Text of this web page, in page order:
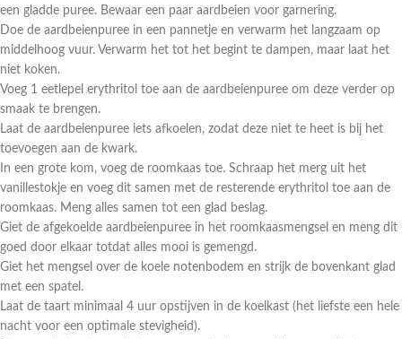
een gladde puree. Bewaar een paar aardbeien voor garnering.
Doe de aardbeienpuree in een pannetje en verwarm het langzaam op
middelhoog vuur. Verwarm het tot het begint te dampen, maar laat het
niet koken.
Voeg 1 eetlepel erythritol toe aan de aardbeienpuree om deze verder op
smaak te brengen.
Laat de aardbeienpuree iets afkoelen, zodat deze niet te heet is bij het
toevoegen aan de kwark.
In een grote kom, voeg de roomkaas toe. Schraap het merg uit het
vanillestokje en voeg dit samen met de resterende erythritol toe aan de
roomkaas. Meng alles samen tot een glad beslag.
Giet de afgekoelde aardbeienpuree in het roomkaasmengsel en meng dit
goed door elkaar totdat alles mooi is gemengd.
Giet het mengsel over de koele notenbodem en strijk de bovenkant glad
met een spatel.
Laat de taart minimaal 4 uur opstijven in de koelkast (het liefste een hele
nacht voor een optimale stevigheid).